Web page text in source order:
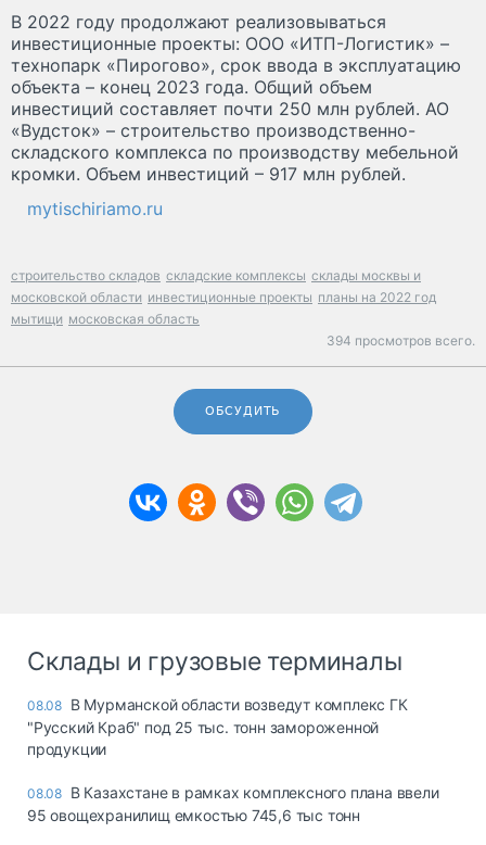
В 2022 году продолжают реализовываться
инвестиционные проекты: ООО «ИТП-Логистик» –
технопарк «Пирогово», срок ввода в эксплуатацию
объекта – конец 2023 года. Общий объем
инвестиций составляет почти 250 млн рублей. АО
«Вудсток» – строительство производственно-
складского комплекса по производству мебельной
кромки. Объем инвестиций – 917 млн рублей.
mytischiriamo.ru
строительство складов складские комплексы склады москвы и
московской области инвестиционные проекты планы на 2022 год
мытищи московская область
394 просмотров всего.
ОБСУДИТЬ
Склады и грузовые терминалы
08.08 В Мурманской области возведут комплекс ГК
"Русский Краб" под 25 тыс. тонн замороженной
продукции
08.08 В Казахстане в рамках комплексного плана ввели
95 овощехранилищ емкостью 745,6 тыс тонн